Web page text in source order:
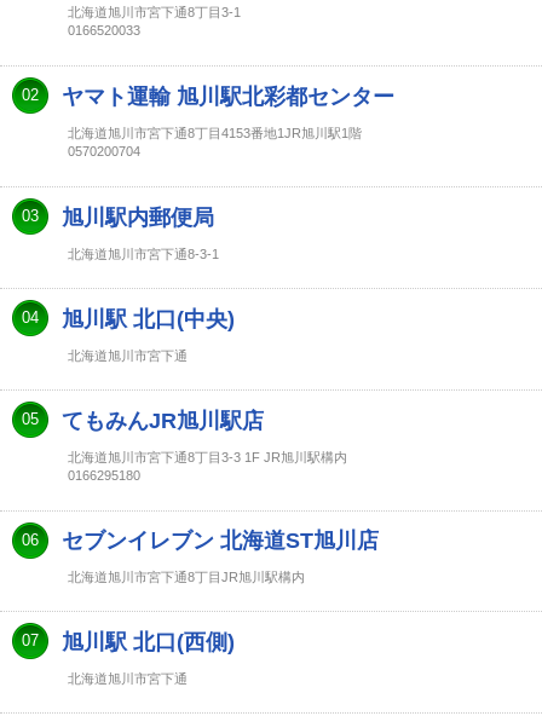
北海道旭川市宮下通8丁目3-1
0166520033
02 ヤマト運輸 旭川駅北彩都センター
北海道旭川市宮下通8丁目4153番地1JR旭川駅1階
0570200704
03 旭川駅内郵便局
北海道旭川市宮下通8-3-1
04 旭川駅 北口(中央)
北海道旭川市宮下通
05 てもみんJR旭川駅店
北海道旭川市宮下通8丁目3-3 1F JR旭川駅構内
0166295180
06 セブンイレブン 北海道ST旭川店
北海道旭川市宮下通8丁目JR旭川駅構内
07 旭川駅 北口(西側)
北海道旭川市宮下通